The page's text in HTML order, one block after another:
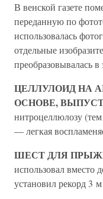
В венской газете
переданную по
использовалась
отдельные
преобразовывалась
ЦЕЛЛУЛОИД НА
ОСНОВЕ,
нитроцеллюлозу
— легкая
ШЕСТ ДЛЯ
использовал вместо
установил рекорд 3